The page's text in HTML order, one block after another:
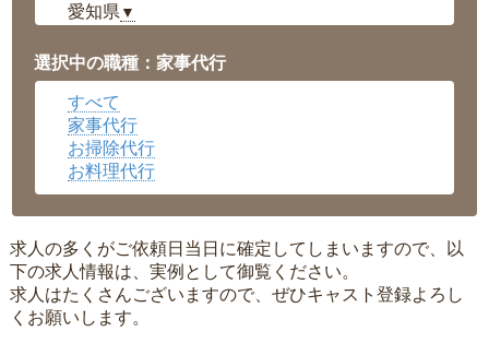
愛知県 ▼
岡山県▼
広島県▼
沖縄県
選択中の職種：家事代行
すべて
家事代行
お掃除代行
お料理代行
求人の多くがご依頼日当日に確定してしまいますので、以
下の求人情報は、実例として御覧ください。
求人はたくさんございますので、ぜひキャスト登録よろし
くお願いします。